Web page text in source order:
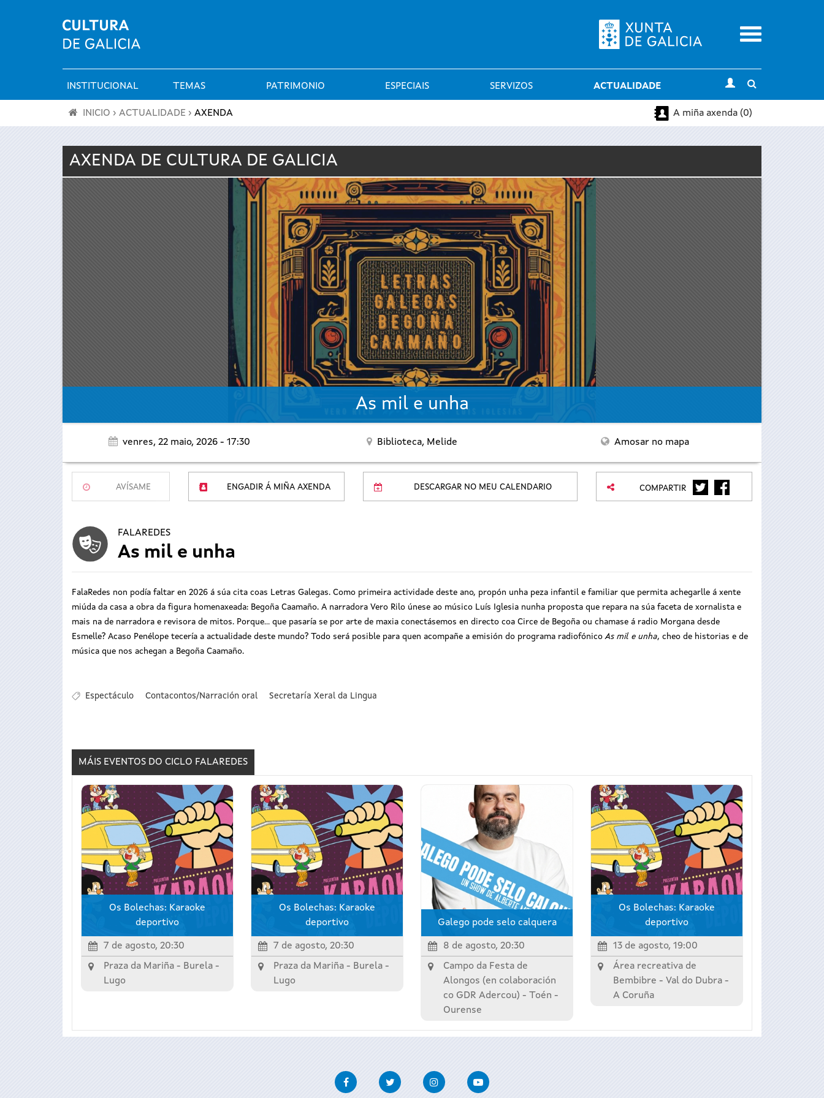
Menu
Menú
principal
INSTITUCIONAL TEMAS PATRIMONIO ESPECIAIS SERVIZOS ACTUALIDADE
search
está
INICIO › ACTUALIDADE › AXENDA A miña axenda (0)
AXENDA DE CULTURA DE GALICIA
As mil e unha
venres, 22 maio, 2026 - 17:30 Biblioteca, Melide Amosar no mapa
AVÍSAME ENGADIR Á MIÑA AXENDA DESCARGAR NO MEU CALENDARIO COMPARTIR TWITTERFACEBOOK
FALAREDES
As mil e unha
FalaRedes non podía faltar en 2026 á súa cita coas Letras Galegas. Como primeira actividade deste ano, propón unha peza infantil e familiar que permita achegarlle á xente
miúda da casa a obra da figura homenaxeada: Begoña Caamaño. A narradora Vero Rilo únese ao músico Luís Iglesia nunha proposta que repara na súa faceta de xornalista e
mais na de narradora e revisora de mitos. Porque... que pasaría se por arte de maxia conectásemos en directo coa Circe de Begoña ou chamase á radio Morgana desde
Esmelle? Acaso Penélope tecería a actualidade deste mundo? Todo será posible para quen acompañe a emisión do programa radiofónicoAs mil e unha, cheo de historias e de
música que nos achegan a Begoña Caamaño.
Espectáculo Contacontos/Narración oral Secretaría Xeral da Lingua
MÁIS EVENTOS DO CICLO FALAREDES
Os Bolechas: Karaoke
deportivo
7 de agosto, 20:30
Praza da Mariña - Burela -
Lugo
Os Bolechas: Karaoke
deportivo
7 de agosto, 20:30
Praza da Mariña - Burela -
Lugo
Galego pode selo calquera
8 de agosto, 20:30
Campo da Festa de
Alongos (en colaboración
co GDR Adercou) - Toén -
Ourense
Os Bolechas: Karaoke
deportivo
13 de agosto, 19:00
Área recreativa de
Bembibre - Val do Dubra -
A Coruña
FacebookTwitter InstagramYoutube